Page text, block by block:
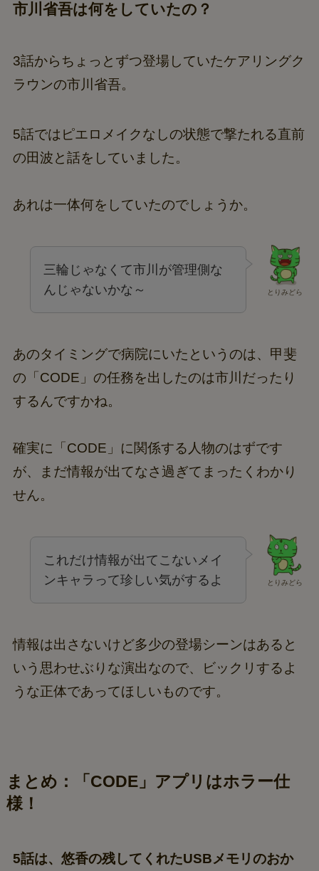
市川省吾は何をしていたの？
3話からちょっとずつ登場していたケアリングク
ラウンの市川省吾。
5話ではピエロメイクなしの状態で撃たれる直前
の田波と話をしていました。
あれは一体何をしていたのでしょうか。
とりみどら
三輪じゃなくて市川が管理側な
んじゃないかな～
あのタイミングで病院にいたというのは、甲斐
の「CODE」の任務を出したのは市川だったり
するんですかね。
確実に「CODE」に関係する人物のはずです
が、まだ情報が出てなさ過ぎてまったくわかり
せん。
とりみどら
これだけ情報が出てこないメイ
ンキャラって珍しい気がするよ
情報は出さないけど多少の登場シーンはあると
いう思わせぶりな演出なので、ビックリするよ
うな正体であってほしいものです。
まとめ：「CODE」アプリはホラー仕
様！
5話は、悠香の残してくれたUSBメモリのおか